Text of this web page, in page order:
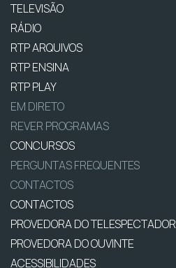
TELEVISÃO
RÁDIO
RTP ARQUIVOS
RTP ENSINA
RTP PLAY
EM DIRETO
REVER PROGRAMAS
CONCURSOS
PERGUNTAS FREQUENTES
CONTACTOS
CONTACTOS
PROVEDORA DO TELESPECTADOR
PROVEDORA DO OUVINTE
ACESSIBILIDADES